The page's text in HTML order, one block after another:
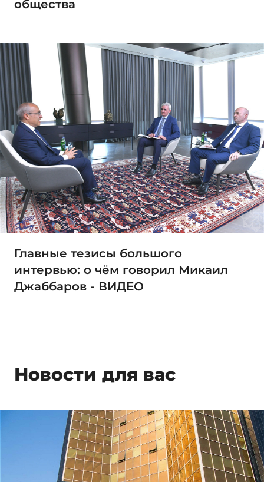
общества
Главные тезисы большого
интервью: о чём говорил Микаил
Джаббаров - ВИДЕО
Новости для вас